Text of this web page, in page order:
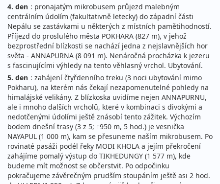
4. den : pronajatým mikrobusem průjezd malebným
centrálním údolím (fakultativně letecky) do západní části
Nepálu se zastávkami u některých z místních pamětihodností.
Příjezd do proslulého města POKHARA (827 m), v jehož
bezprostřední blízkosti se nachází jedna z nejslavnějších hor
světa - ANNAPURNA (8 091 m). Nenáročná procházka k jezeru
s fascinujícími výhledy na tento věhlasný vrchol. Ubytování.
5. den : zahájení čtyřdenního treku (3 noci ubytování mimo
Pokharu), na kterém nás čekají nezapomenutelné pohledy na
himalájské velikány. Z blízkoska uvidíme nejen ANNAPURNU,
ale i mnoho dalších vrcholů, které v kombinaci s divokými a
nedotčenými údolími ještě znásobí tento zážitek. Výchozím
bodem dnešní trasy (3 z 5; ↑950 m, 5 hod.) je vesnička
NAYAPUL (1 000 m), kam se přesuneme naším mikrobusem. Po
rovinaté pasáži podél řeky MODI KHOLA a jejím překročení
zahájíme pomalý výstup do TIKHEDUNGY (1 577 m), kde
budeme mít možnost se občerstvit. Po odpočinku
pokračujeme závěrečným prudším stoupáním ještě asi 2 hod.